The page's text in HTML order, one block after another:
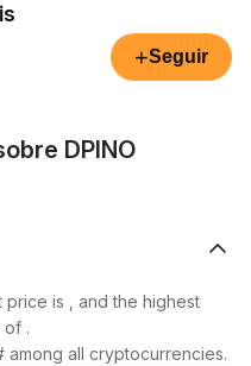
+Seguir
DPINO
is , and the highest
of .
among all cryptocurrencies.